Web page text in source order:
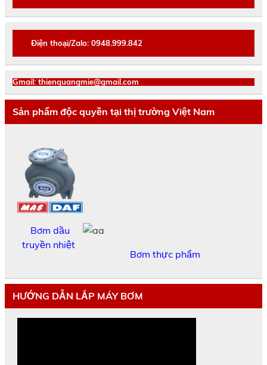
Điện thoại/Zalo: 0948.999.842
Gmail: thienquangmie@gmail.com
Sản phẩm độc quyền tại thị trường Việt Nam
Bơm dầu
truyền nhiệt
Bơm thực phẩm
HƯỚNG DẪN LẮP MÁY BƠM